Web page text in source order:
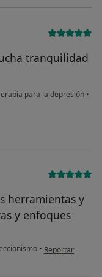
tranquilidad
para la depresión •
herramientas y
y enfoques
• en opinión del
Reportar